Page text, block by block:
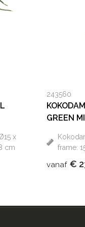
x
cm
243560
GREEN
frame:
vanaf €